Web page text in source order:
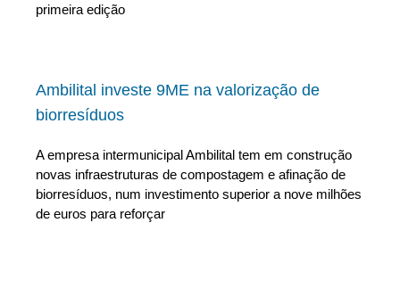
primeira edição
Ambilital investe 9ME na valorização de
biorresíduos
A empresa intermunicipal Ambilital tem em construção
novas infraestruturas de compostagem e afinação de
biorresíduos, num investimento superior a nove milhões
de euros para reforçar